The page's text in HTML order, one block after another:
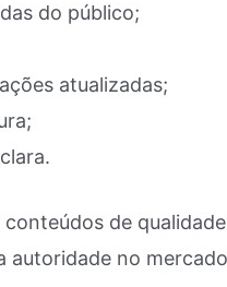
do público;
atualizadas;
de
autoridade no